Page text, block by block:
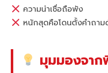
ความน่าเชื่อถือพัง
หนักสุดคือโดนตั้งคำถาม
มุมมองจา